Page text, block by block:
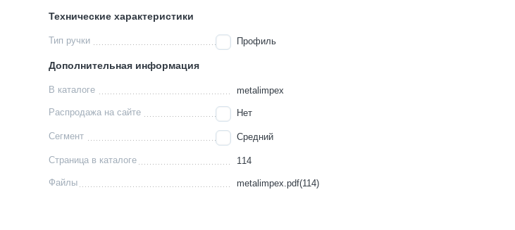
Технические характеристики
Тип ручки Профиль
Дополнительная информация
В каталоге metalimpex
Распродажа на сайте Нет
Сегмент Средний
Страница в каталоге 114
Файлы metalimpex.pdf(114)